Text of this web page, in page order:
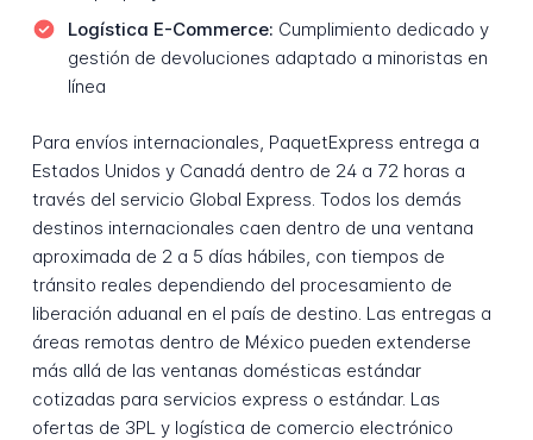
Logística E-Commerce: Cumplimiento dedicado y
gestión de devoluciones adaptado a minoristas en
línea
Para envíos internacionales, PaquetExpress entrega a
Estados Unidos y Canadá dentro de 24 a 72 horas a
través del servicio Global Express. Todos los demás
destinos internacionales caen dentro de una ventana
aproximada de 2 a 5 días hábiles, con tiempos de
tránsito reales dependiendo del procesamiento de
liberación aduanal en el país de destino. Las entregas a
áreas remotas dentro de México pueden extenderse
más allá de las ventanas domésticas estándar
cotizadas para servicios express o estándar. Las
ofertas de 3PL y logística de comercio electrónico